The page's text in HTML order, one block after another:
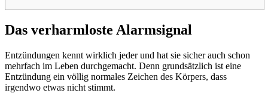
Das verharmloste Alarmsignal
Entzündungen kennt wirklich jeder und hat sie sicher auch schon
mehrfach im Leben durchgemacht. Denn grundsätzlich ist eine
Entzündung ein völlig normales Zeichen des Körpers, dass
irgendwo etwas nicht stimmt.